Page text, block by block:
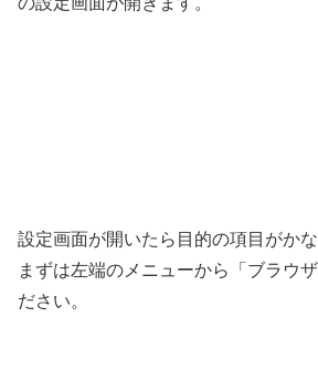
設定画面が開いたら目的の項目がか
まずは左端のメニューから「ブラウ
ださい。